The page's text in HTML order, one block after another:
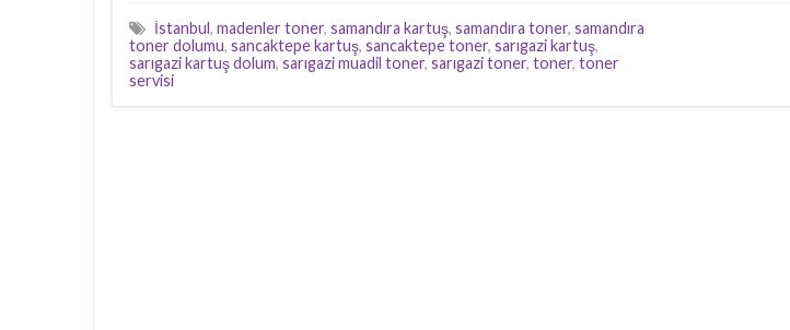
İstanbul, madenler toner, samandıra kartuş, samandıra toner, samandıra
toner dolumu, sancaktepe kartuş, sancaktepe toner, sarıgazi kartuş,
sarıgazi kartuş dolum, sarıgazi muadil toner, sarıgazi toner, toner, toner
servisi